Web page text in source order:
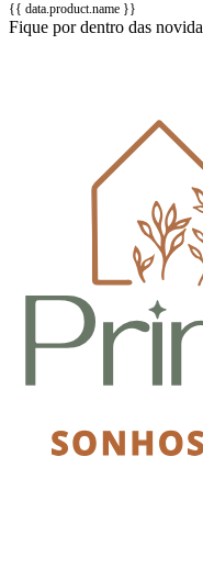
{{ data.product.name }}
Fique por dentro das